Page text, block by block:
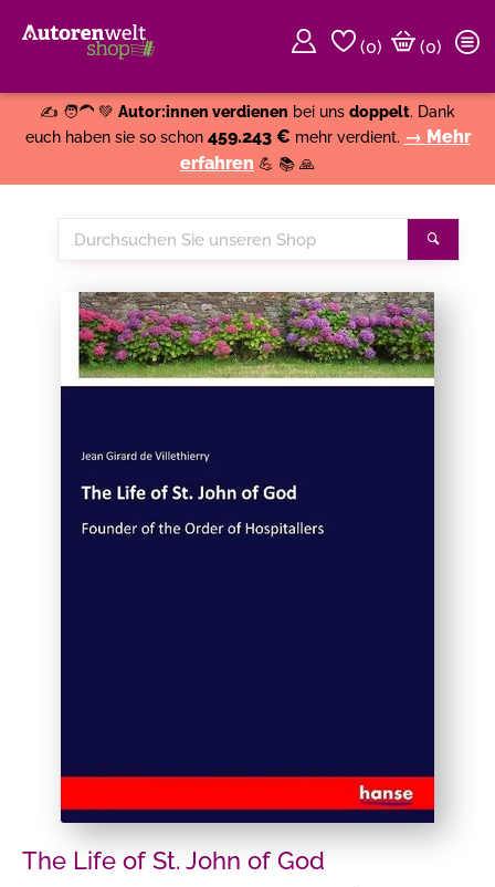
(0)
(0)
✍️ 🧑‍🦱 💚 Autor:innen verdienen bei uns doppelt. Dank
euch haben sie so schon 459.243 € mehr verdient. → Mehr
erfahren 💪 📚 🙏
Durchsuchen
Sie
Shop
The Life of St. John of God